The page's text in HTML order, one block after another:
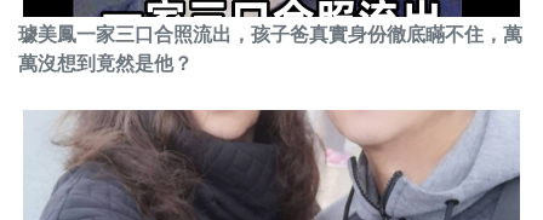
璩美鳳一家三口合照流出，孩子爸真實身份徹底瞞不住，萬
萬沒想到竟然是他？